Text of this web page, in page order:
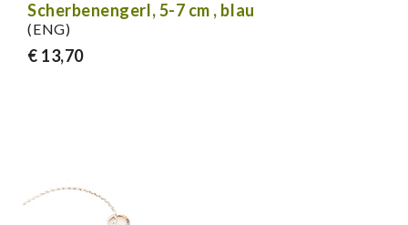
Scherbenengerl, 5-7 cm , blau
(ENG)
€ 13,70